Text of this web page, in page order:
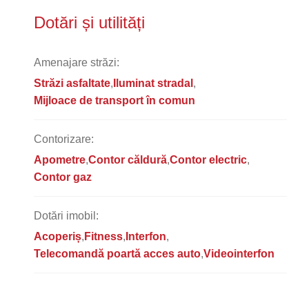
Dotări și utilități
Amenajare străzi:
Străzi asfaltate
Iluminat stradal
Mijloace de transport în comun
Contorizare:
Apometre Contor căldură Contor electric
Contor gaz
Dotări imobil:
Acoperiș Fitness Interfon
Telecomandă poartă acces auto Videointerfon